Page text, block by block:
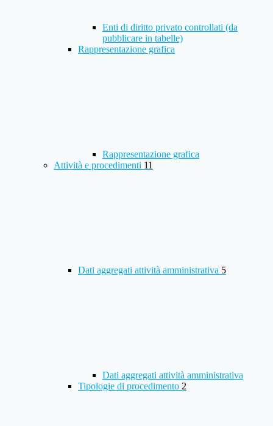
Enti di diritto privato controllati (da
pubblicare in tabelle)
Rappresentazione grafica
Rappresentazione grafica
Attività e procedimenti 11
Dati aggregati attività amministrativa 5
Dati aggregati attività amministrativa
Tipologie di procedimento 2